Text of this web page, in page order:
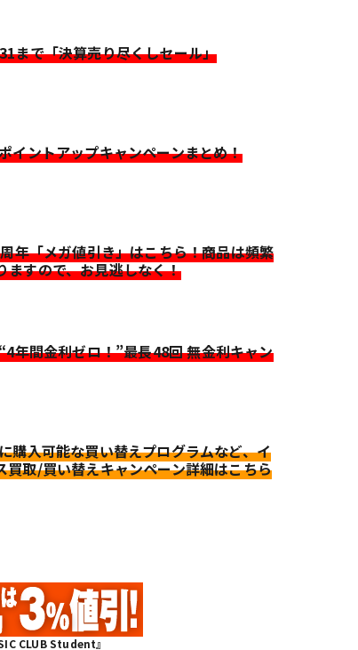
まで「決算売り尽くしセール」
イントアップキャンペーンまとめ！
年「メガ値引き」はこちら！商品は頻繁
ますので、お見逃しなく！
年間金利ゼロ！”最長48回 無金利キャン
購入可能な買い替えプログラムなど、イ
買取/買い替えキャンペーン詳細はこちら
CLUB Student』